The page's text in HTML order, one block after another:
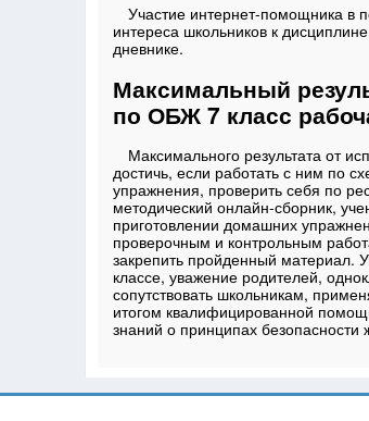
Участие интернет-помощника в
интереса школьников к
дневнике.
Максимальный
по ОБЖ 7 класс
Максимального результата от
достичь, если работать с ним по
упражнения, проверить себя по
методический онлайн-сборник,
приготовлении домашних
проверочным и контрольным
закрепить пройденный материал.
классе, уважение родителей,
сопутствовать школьникам,
итогом квалифицированной
знаний о принципах безопасности